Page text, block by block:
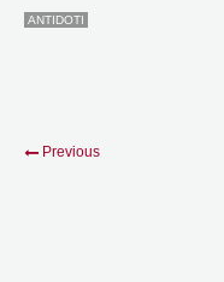
ANTIDOTI
Previous